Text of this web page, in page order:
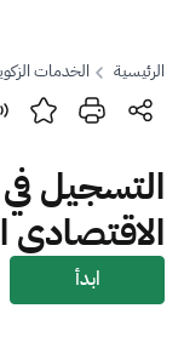
بحث
بحث بحث AI
اقتراحات
الرئيسية الخدمات
التسجيل
ابدأ